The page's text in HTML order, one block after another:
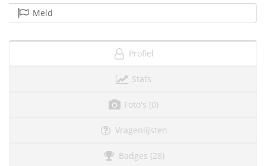
Meld
Profiel
Stats
Foto's (0)
Vragenlijsten
Badges (28)